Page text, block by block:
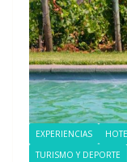
EXPERIENCIAS
TURISMO Y DEPORTE